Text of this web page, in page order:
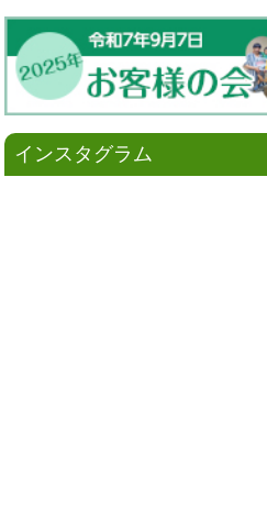
インスタグラム